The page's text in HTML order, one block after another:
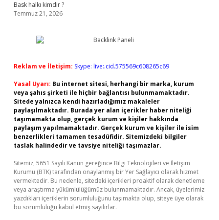
Bask halkı kimdir ?
Temmuz 21, 2026
Reklam ve İletişim: Skype: live:.cid.575569c608265c69
Yasal Uyarı: Bu internet sitesi, herhangi bir marka, kurum
veya şahıs şirketi ile hiçbir bağlantısı bulunmamaktadır.
Sitede yalnızca kendi hazırladığımız makaleler
paylaşılmaktadır. Burada yer alan içerikler haber niteliği
taşımamakta olup, gerçek kurum ve kişiler hakkında
paylaşım yapılmamaktadır. Gerçek kurum ve kişiler ile isim
benzerlikleri tamamen tesadüfidir. Sitemizdeki bilgiler
taslak halindedir ve tavsiye niteliği taşımazlar.
Sitemiz, 5651 Sayılı Kanun gereğince Bilgi Teknolojileri ve İletişim
Kurumu (BTK) tarafından onaylanmış bir Yer Sağlayıcı olarak hizmet
vermektedir. Bu nedenle, sitedeki içerikleri proaktif olarak denetleme
veya araştırma yükümlülüğümüz bulunmamaktadır. Ancak, üyelerimiz
yazdıkları içeriklerin sorumluluğunu taşımakta olup, siteye üye olarak
bu sorumluluğu kabul etmiş sayılırlar.